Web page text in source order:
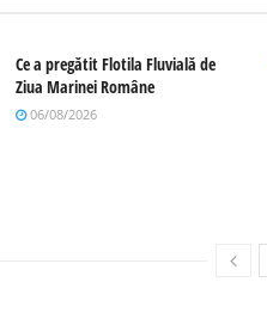
Ce a pregătit Flotila Fluvială de
Ziua Marinei Române
06/08/2026